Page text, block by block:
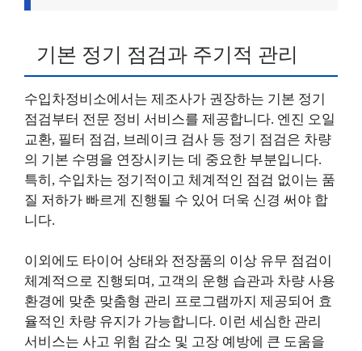
기본 정기 점검과 주기적 관리
수입차정비소에서는 제조사가 권장하는 기본 정기
점검부터 전문 정비 서비스를 제공합니다. 엔진 오일
교환, 필터 점검, 브레이크 검사 등 정기 점검은 차량
의 기본 수명을 연장시키는 데 중요한 부분입니다.
특히, 수입차는 정기적이고 체계적인 점검 없이는 품
질 저하가 빠르게 진행될 수 있어 더욱 신경 써야 합
니다.
이외에도 타이어 상태와 전장품의 이상 유무 점검이
체계적으로 진행되며, 고객의 운행 습관과 차량 사용
환경에 맞춘 맞춤형 관리 프로그램까지 제공되어 효
율적인 차량 유지가 가능합니다. 이런 세심한 관리
서비스는 사고 위험 감소 및 고장 예방에 큰 도움을